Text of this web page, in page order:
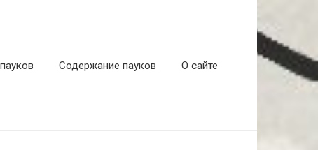
Содержание пауков О сайте